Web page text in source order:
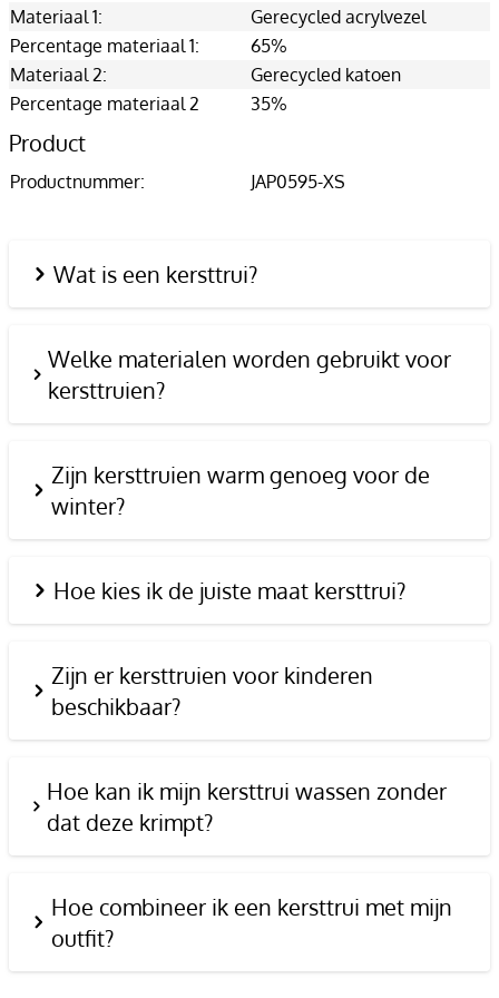
Materiaal 1:
Gerecycled acrylvezel
Percentage materiaal 1:
65%
Materiaal 2:
Gerecycled katoen
Percentage materiaal 2
35%
Product
Productnummer: JAP0595-XS
Wat is een kersttrui?
Welke materialen worden gebruikt voor
kersttruien?
Zijn kersttruien warm genoeg voor de
winter?
Hoe kies ik de juiste maat kersttrui?
Zijn er kersttruien voor kinderen
beschikbaar?
Hoe kan ik mijn kersttrui wassen zonder
dat deze krimpt?
Hoe combineer ik een kersttrui met mijn
outfit?